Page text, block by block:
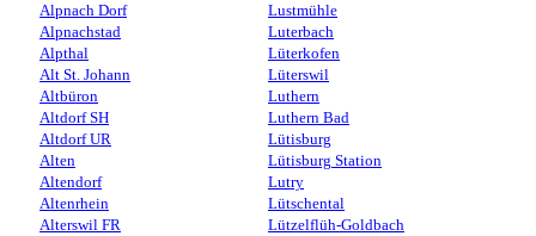
Alpnach Dorf
Alpnachstad
Alpthal
Alt St. Johann
Altbüron
Altdorf SH
Altdorf UR
Alten
Altendorf
Altenrhein
Alterswil FR
Lustmühle
Luterbach
Lüterkofen
Lüterswil
Luthern
Luthern Bad
Lütisburg
Lütisburg Station
Lutry
Lütschental
Lützelflüh-Goldbach